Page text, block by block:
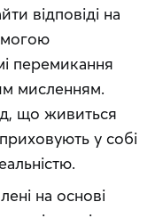
відповіді на
перемикання
мисленням.
що живиться
у собі
на основі